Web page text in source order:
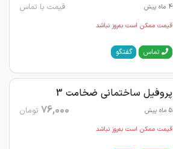
4 ماه پیش قیمت با تماس
قیمت ممکن است به‌روز نباشد
تماس گفتگو
پروفیل ساختمانی ضخامت 3
5 ماه پیش 76,000 تومان
قیمت ممکن است به‌روز نباشد